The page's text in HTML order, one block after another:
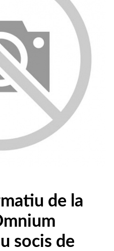
de la
socis de